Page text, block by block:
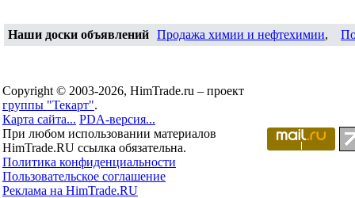
Наши доски объявлений Продажа химии и нефтехимии,
Copyright © 2003-2026, HimTrade.ru – проект
группы "Текарт".
Карта сайта... PDA-версия...
При любом использовании материалов
HimTrade.RU ссылка обязательна.
Политика конфиденциальности
Пользовательское соглашение
Реклама на HimTrade.RU